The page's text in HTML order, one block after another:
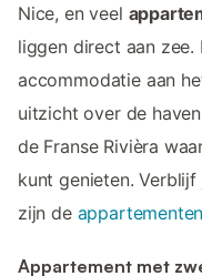
Nice, en veel
liggen direct aan
accommodatie aan
uitzicht over de
de Franse Rivièra
kunt genieten.
zijn de
Appartement met